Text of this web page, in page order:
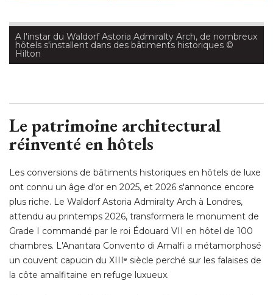
A l'instar du Waldorf Astoria Admiralty Arch, de nombreux
hôtels s'installent dans des bâtiments historiques ©
Hilton
Le patrimoine architectural
réinventé en hôtels
Les conversions de bâtiments historiques en hôtels de luxe
ont connu un âge d'or en 2025, et 2026 s'annonce encore
plus riche. Le Waldorf Astoria Admiralty Arch à Londres,
attendu au printemps 2026, transformera le monument de
Grade I commandé par le roi Édouard VII en hôtel de 100
chambres. L'Anantara Convento di Amalfi a métamorphosé
un couvent capucin du XIIIᵉ siècle perché sur les falaises de
la côte amalfitaine en refuge luxueux.